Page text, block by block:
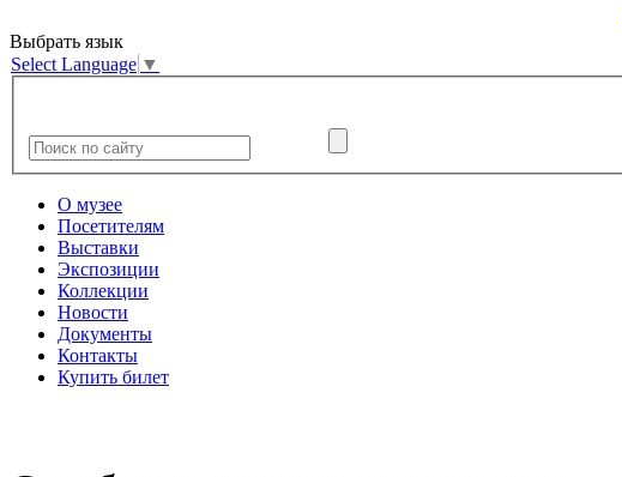
Выбрать язык
Select Language ▼
О музее
Посетителям
Выставки
Экспозиции
Коллекции
Новости
Документы
Контакты
Купить билет